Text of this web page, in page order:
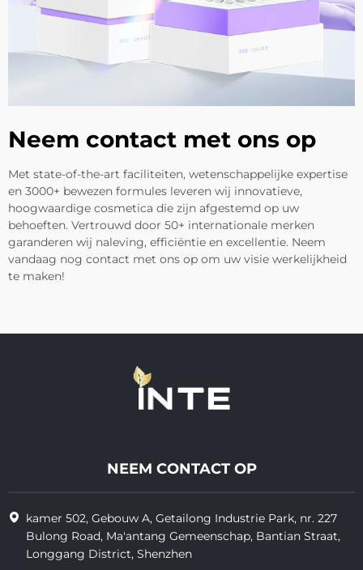
Neem contact met ons op
Met state-of-the-art faciliteiten, wetenschappelijke expertise
en 3000+ bewezen formules leveren wij innovatieve,
hoogwaardige cosmetica die zijn afgestemd op uw
behoeften. Vertrouwd door 50+ internationale merken
garanderen wij naleving, efficiëntie en excellentie. Neem
vandaag nog contact met ons op om uw visie werkelijkheid
te maken!
NEEM CONTACT OP
kamer 502, Gebouw A, Getailong Industrie Park, nr. 227
Bulong Road, Ma'antang Gemeenschap, Bantian Straat,
Longgang District, Shenzhen